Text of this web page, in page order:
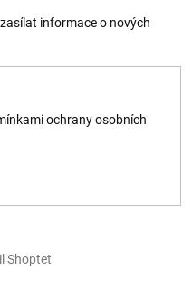
informace o nových
ochrany osobních
Shoptet